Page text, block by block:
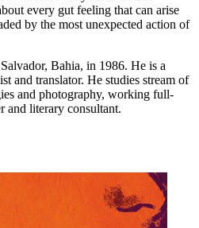
every gut feeling that can arise
by the most unexpected action of
Bahia, in 1986. He is a
and translator. He studies stream of
and photography, working full-
and literary consultant.